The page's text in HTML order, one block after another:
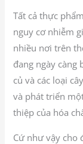
Tất cả thực
nguy cơ nhiễm
nhiều nơi trên
đang ngày càng
củ và các loại
và phát triển
thiệp của hóa
Cứ như vậy cho